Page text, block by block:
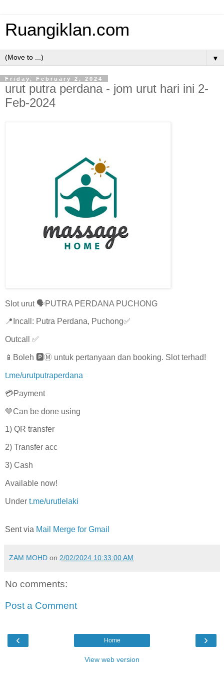
Ruangiklan.com
▼
Friday, February 2, 2024
urut putra perdana - jom urut hari ini 2-
Feb-2024
Slot urut 🗣️PUTRA PERDANA PUCHONG
📍Incall: Putra Perdana, Puchong✅
Outcall ✅
📱Boleh 🅿️Ⓜ️ untuk pertanyaan dan booking. Slot terhad!
t.me/urutputraperdana
💳Payment
💛Can be done using
1) QR transfer
2) Transfer acc
3) Cash
Available now!
Under t.me/urutlelaki
Sent via Mail Merge for Gmail
ZAM MOHD on 2/02/2024 10:33:00 AM
No comments:
Post a Comment
‹ ›
Home
View web version